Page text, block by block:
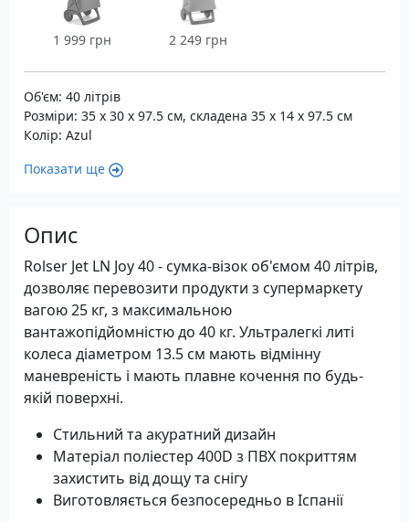
1 999 грн 2 249 грн
Об'єм: 40 літрів
Розміри: 35 x 30 x 97.5 см, складена 35 x 14 x 97.5 см
Колір: Azul
Показати ще
Опис
Rolser Jet LN Joy 40 - сумка-візок об'ємом 40 літрів,
дозволяє перевозити продукти з супермаркету
вагою 25 кг, з максимальною
вантажопідйомністю до 40 кг. Ультралегкі литі
колеса діаметром 13.5 см мають відмінну
маневреність і мають плавне кочення по будь-
якій поверхні.
Стильний та акуратний дизайн
Матеріал поліестер 400D з ПВХ покриттям
захистить від дощу та снігу
Виготовляється безпосередньо в Іспанії